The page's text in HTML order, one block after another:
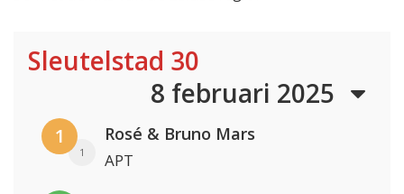
Sleutelstad 30
8 februari 2025
1
1
Rosé & Bruno Mars
APT